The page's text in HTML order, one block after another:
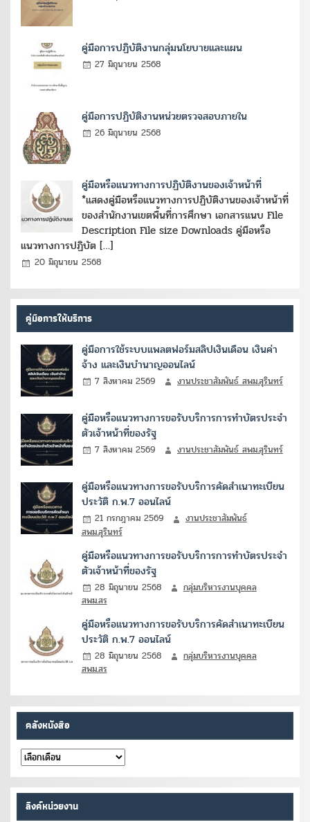
คู่มือการปฏิบัติงานกลุ่มนโยบายและแผน
27 มิถุนายน 2568
คู่มือการปฏิบัติงานหน่วยตรวจสอบภายใน
26 มิถุนายน 2568
คู่มือหรือแนวทางการปฏิบัติงานของเจ้าหน้าที่
*แสดงคู่มือหรือแนวทางการปฏิบัติงานของเจ้าหน้าที่
ของสำนักงานเขตพื้นที่การศึกษา เอกสารแนบ File
Description File size Downloads คู่มือหรือ
แนวทางการปฏิบัต […]
20 มิถุนายน 2568
คู่มือการให้บริการ
คู่มือการใช้ระบบแพลตฟอร์มสลิปเงินเดือน เงินค่า
จ้าง และเงินบำนาญออนไลน์
7 สิงหาคม 2569 งานประชาสัมพันธ์ สพม.สุรินทร์
คู่มือหรือแนวทางการขอรับบริการการทำบัตรประจำ
ตัวเจ้าหน้าที่ของรัฐ
7 สิงหาคม 2569 งานประชาสัมพันธ์ สพม.สุรินทร์
คู่มือหรือแนวทางการขอรับบริการคัดสำเนาทะเบียน
ประวัติ ก.พ.7 ออนไลน์
21 กรกฎาคม 2569
งานประชาสัมพันธ์
สพม.สุรินทร์
คู่มือหรือแนวทางการขอรับบริการการทำบัตรประจำ
ตัวเจ้าหน้าที่ของรัฐ
28 มิถุนายน 2568
กลุ่มบริหารงานบุคคล
สพม.สร
คู่มือหรือแนวทางการขอรับบริการคัดสำเนาทะเบียน
ประวัติ ก.พ.7 ออนไลน์
28 มิถุนายน 2568
กลุ่มบริหารงานบุคคล
สพม.สร
คลังหนังสือ
คลัง
หนังสือ
ลิงค์หน่วยงาน